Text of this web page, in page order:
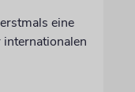
eine